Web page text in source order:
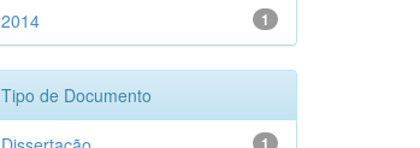
1
2014
Tipo de Documento
1